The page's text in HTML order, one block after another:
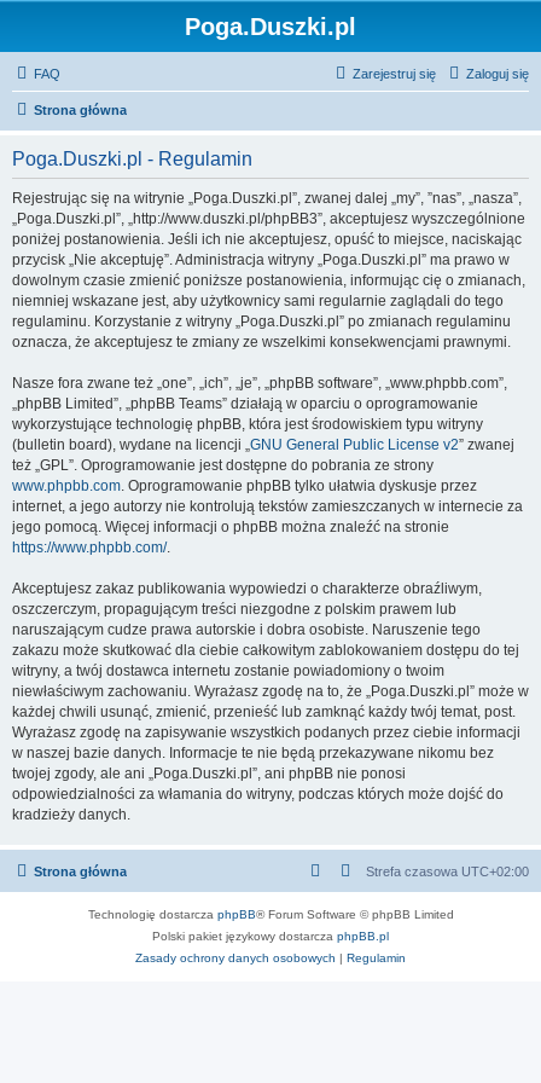
Poga.Duszki.pl
FAQ Zaloguj się
Zarejestruj się
Strona główna
Poga.Duszki.pl - Regulamin
Rejestrując się na witrynie „Poga.Duszki.pl”, zwanej dalej „my”, ”nas”, „nasza”,
„Poga.Duszki.pl”, „http://www.duszki.pl/phpBB3”, akceptujesz wyszczególnione
poniżej postanowienia. Jeśli ich nie akceptujesz, opuść to miejsce, naciskając
przycisk „Nie akceptuję”. Administracja witryny „Poga.Duszki.pl” ma prawo w
dowolnym czasie zmienić poniższe postanowienia, informując cię o zmianach,
niemniej wskazane jest, aby użytkownicy sami regularnie zaglądali do tego
regulaminu. Korzystanie z witryny „Poga.Duszki.pl” po zmianach regulaminu
oznacza, że akceptujesz te zmiany ze wszelkimi konsekwencjami prawnymi.
Nasze fora zwane też „one”, „ich”, „je”, „phpBB software”, „www.phpbb.com”,
„phpBB Limited”, „phpBB Teams” działają w oparciu o oprogramowanie
wykorzystujące technologię phpBB, która jest środowiskiem typu witryny
(bulletin board), wydane na licencji „GNU General Public License v2” zwanej
też „GPL”. Oprogramowanie jest dostępne do pobrania ze strony
www.phpbb.com. Oprogramowanie phpBB tylko ułatwia dyskusje przez
internet, a jego autorzy nie kontrolują tekstów zamieszczanych w internecie za
jego pomocą. Więcej informacji o phpBB można znaleźć na stronie
https://www.phpbb.com/.
Akceptujesz zakaz publikowania wypowiedzi o charakterze obraźliwym,
oszczerczym, propagującym treści niezgodne z polskim prawem lub
naruszającym cudze prawa autorskie i dobra osobiste. Naruszenie tego
zakazu może skutkować dla ciebie całkowitym zablokowaniem dostępu do tej
witryny, a twój dostawca internetu zostanie powiadomiony o twoim
niewłaściwym zachowaniu. Wyrażasz zgodę na to, że „Poga.Duszki.pl” może w
każdej chwili usunąć, zmienić, przenieść lub zamknąć każdy twój temat, post.
Wyrażasz zgodę na zapisywanie wszystkich podanych przez ciebie informacji
w naszej bazie danych. Informacje te nie będą przekazywane nikomu bez
twojej zgody, ale ani „Poga.Duszki.pl”, ani phpBB nie ponosi
odpowiedzialności za włamania do witryny, podczas których może dojść do
kradzieży danych.
Strona główna Strefa czasowa UTC+02:00
Technologię dostarcza phpBB® Forum Software © phpBB Limited
Polski pakiet językowy dostarcza phpBB.pl
Zasady ochrony danych osobowych | Regulamin